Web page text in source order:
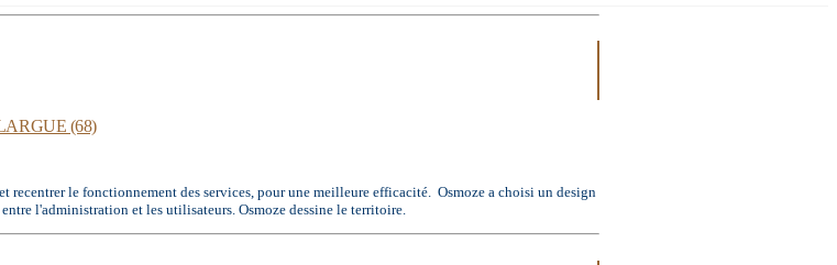
(68)
le fonctionnement des services, pour une meilleure efficacité. Osmoze a choisi un design
l'administration et les utilisateurs. Osmoze dessine le territoire.